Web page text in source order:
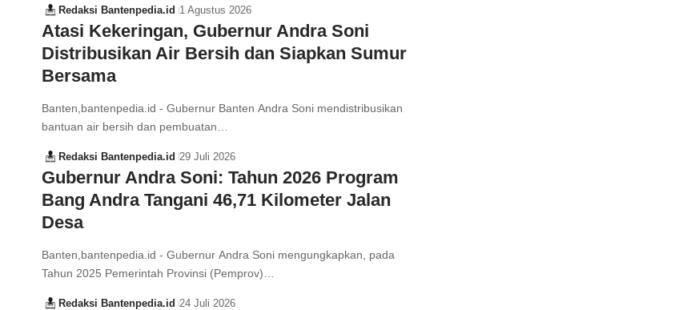
Redaksi Bantenpedia.id 1 Agustus 2026
Atasi Kekeringan, Gubernur Andra Soni
Distribusikan Air Bersih dan Siapkan Sumur
Bersama
Banten,bantenpedia.id - Gubernur Banten Andra Soni mendistribusikan
bantuan air bersih dan pembuatan…
Redaksi Bantenpedia.id 29 Juli 2026
Gubernur Andra Soni: Tahun 2026 Program
Bang Andra Tangani 46,71 Kilometer Jalan
Desa
Banten,bantenpedia.id - Gubernur Andra Soni mengungkapkan, pada
Tahun 2025 Pemerintah Provinsi (Pemprov)…
Redaksi Bantenpedia.id 24 Juli 2026